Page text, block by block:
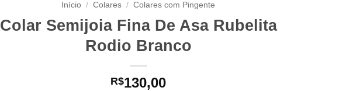
Início / Colares / Colares com Pingente
Colar Semijoia Fina De Asa Rubelita
Rodio Branco
R$130,00